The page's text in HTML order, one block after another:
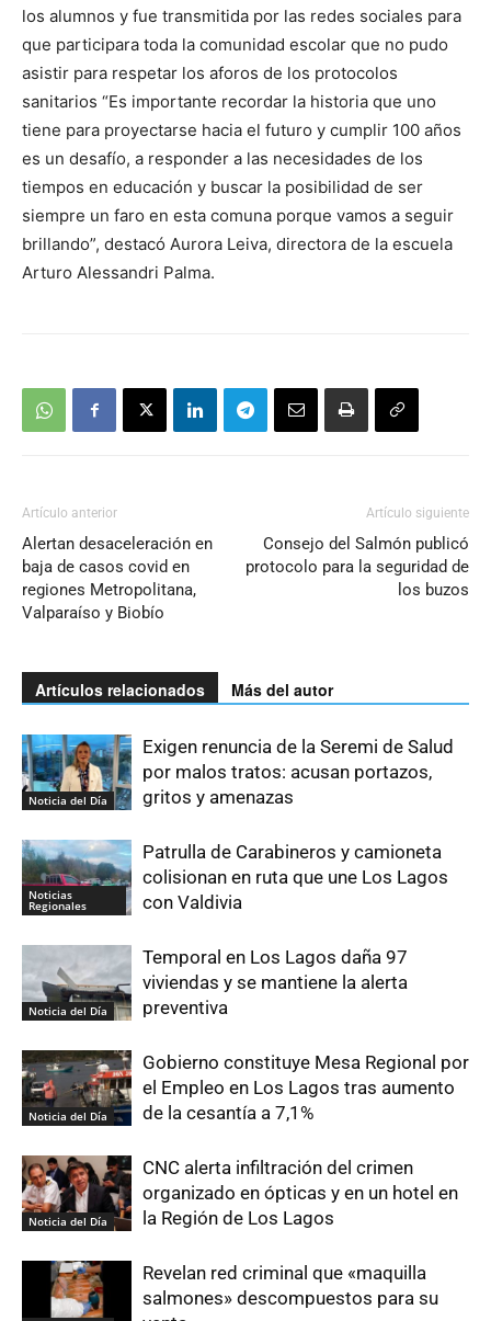
los alumnos y fue transmitida por las redes sociales para
que participara toda la comunidad escolar que no pudo
asistir para respetar los aforos de los protocolos
sanitarios “Es importante recordar la historia que uno
tiene para proyectarse hacia el futuro y cumplir 100 años
es un desafío, a responder a las necesidades de los
tiempos en educación y buscar la posibilidad de ser
siempre un faro en esta comuna porque vamos a seguir
brillando”, destacó Aurora Leiva, directora de la escuela
Arturo Alessandri Palma.
Artículo anterior
Alertan desaceleración en
baja de casos covid en
regiones Metropolitana,
Valparaíso y Biobío
Artículo siguiente
Consejo del Salmón publicó
protocolo para la seguridad de
los buzos
Artículos relacionados Más del autor
Noticia del Día
Exigen renuncia de la Seremi de Salud
por malos tratos: acusan portazos,
gritos y amenazas
Noticias
Regionales
Patrulla de Carabineros y camioneta
colisionan en ruta que une Los Lagos
con Valdivia
Noticia del Día
Temporal en Los Lagos daña 97
viviendas y se mantiene la alerta
preventiva
Noticia del Día
Gobierno constituye Mesa Regional por
el Empleo en Los Lagos tras aumento
de la cesantía a 7,1%
Noticia del Día
CNC alerta infiltración del crimen
organizado en ópticas y en un hotel en
la Región de Los Lagos
Revelan red criminal que «maquilla
salmones» descompuestos para su